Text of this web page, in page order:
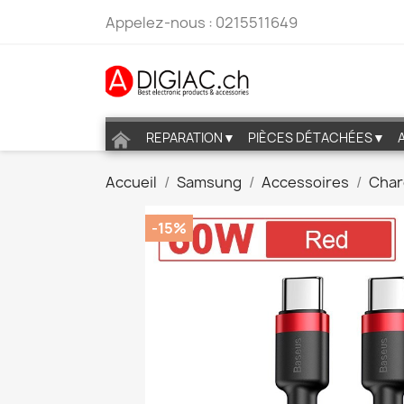
Appelez-nous : 0215511649
REPARATION▼ PIÈCES DÉTACHÉES▼
Accueil Samsung Accessoires
-15%